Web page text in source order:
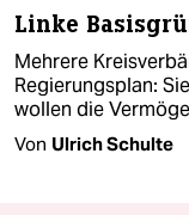
Linke
Mehrere
Regierungsplan:
wollen die
Von Ulrich Schulte